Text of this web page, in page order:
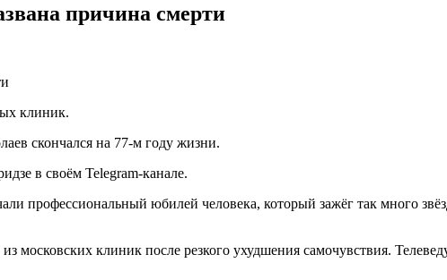
причина смерти
клиник.
скончался на 77-м году жизни.
в своём Telegram-канале.
профессиональный юбилей человека, который зажёг так много
клиник после резкого ухудшения самочувствия.